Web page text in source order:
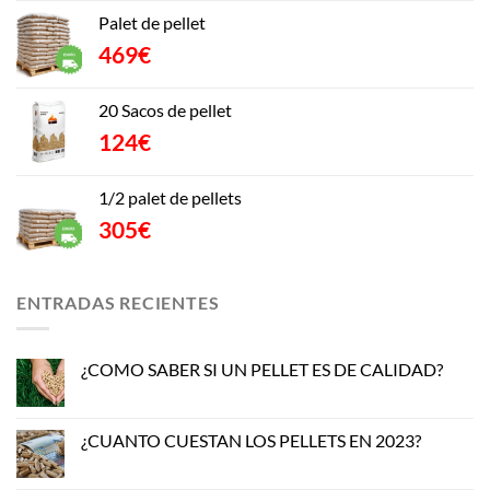
Palet de pellet
469€
20 Sacos de pellet
124€
1/2 palet de pellets
305€
ENTRADAS RECIENTES
¿COMO SABER SI UN PELLET ES DE CALIDAD?
en
¿COMO
¿CUANTO CUESTAN LOS PELLETS EN 2023?